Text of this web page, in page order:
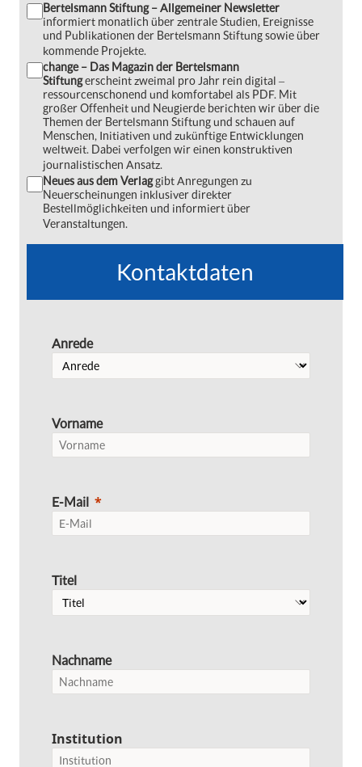
Bertelsmann Stiftung – Allgemeiner Newsletter
informiert monatlich über zentrale Studien, Ereignisse
und Publikationen der Bertelsmann Stiftung sowie über
kommende Projekte.
change – Das Magazin der Bertelsmann
Stiftungerscheint zweimal pro Jahr rein digital ‒
ressourcenschonend und komfortabel als PDF. Mit
großer Offenheit und Neugierde berichten wir über die
Themen der Bertelsmann Stiftung und schauen auf
Menschen, Initiativen und zukünftige Entwicklungen
weltweit. Dabei verfolgen wir einen konstruktiven
journalistischen Ansatz.
Neues aus dem Verlaggibt Anregungen zu
Neuerscheinungen inklusiver direkter
Bestellmöglichkeiten und informiert über
Veranstaltungen.
Kontaktdaten
Anrede
Vorname
E-Mail
Titel
Nachname
Institution